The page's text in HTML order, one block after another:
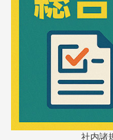
社内諸